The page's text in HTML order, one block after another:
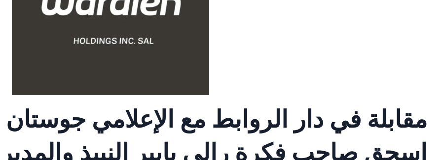
مقابلة في دار الروابط مع الإعلامي جوستان
اسحق صاحب فكرة رالي بايبر النبيذ والمدير